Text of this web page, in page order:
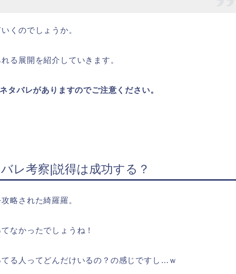
くのでしょうか。
る展開を紹介していきます。
タバレがありますのでご注意ください。
レ考察|説得は成功する？
略された綺羅羅。
なかったでしょうね！
る人ってどんだけいるの？の感じですし…ｗ